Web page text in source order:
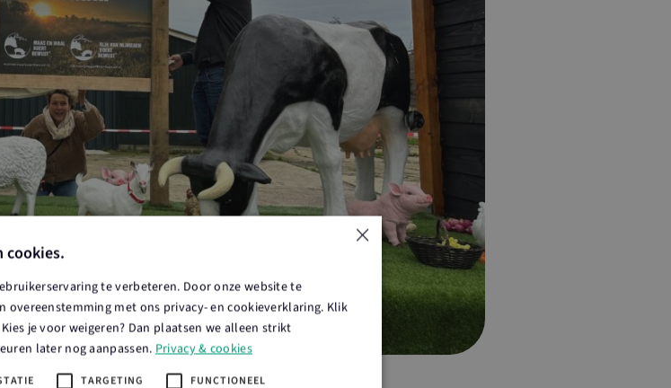
×
cookies.
te verbeteren. Door onze website te
overeenstemming met ons privacy- en cookieverklaring. Klik
je voor weigeren? Dan plaatsen we alleen strikt
later nog aanpassen.Privacy & cookies
TARGETING
FUNCTIONEEL